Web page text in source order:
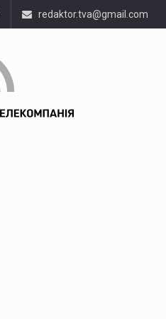
redaktor.tva@gmail.com